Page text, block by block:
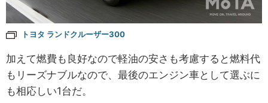
トヨタ ランドクルーザー300
加えて燃費も良好なので軽油の安さも考慮すると燃料代
もリーズナブルなので、最後のエンジン車として選ぶに
も相応しい1台だ。